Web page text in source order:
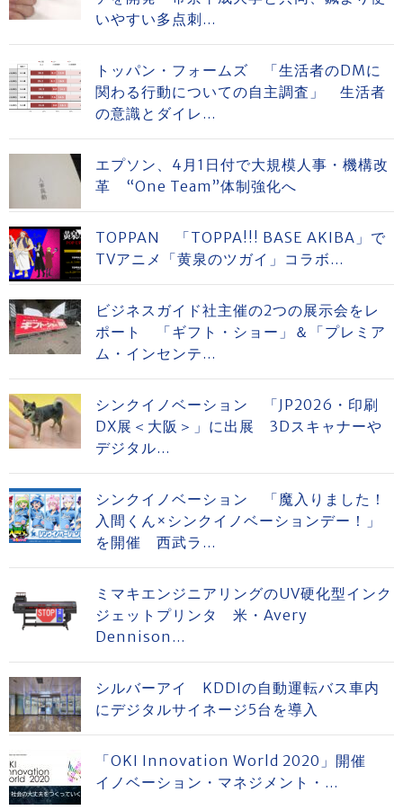
いやすい多点刺...
トッパン・フォームズ 「生活者のDMに
関わる行動についての自主調査」 生活者
の意識とダイレ...
エプソン、4月1日付で大規模人事・機構改
革 “One Team”体制強化へ
TOPPAN 「TOPPA!!! BASE AKIBA」で
TVアニメ「黄泉のツガイ」コラボ...
ビジネスガイド社主催の2つの展示会をレ
ポート 「ギフト・ショー」＆「プレミア
ム・インセンテ...
シンクイノベーション 「JP2026・印刷
DX展＜大阪＞」に出展 3Dスキャナーや
デジタル...
シンクイノベーション 「魔入りました！
入間くん×シンクイノベーションデー！」
を開催 西武ラ...
ミマキエンジニアリングのUV硬化型インク
ジェットプリンタ 米・Avery
Dennison...
シルバーアイ KDDIの自動運転バス車内
にデジタルサイネージ5台を導入
「OKI Innovation World 2020」開催
イノベーション・マネジメント・...